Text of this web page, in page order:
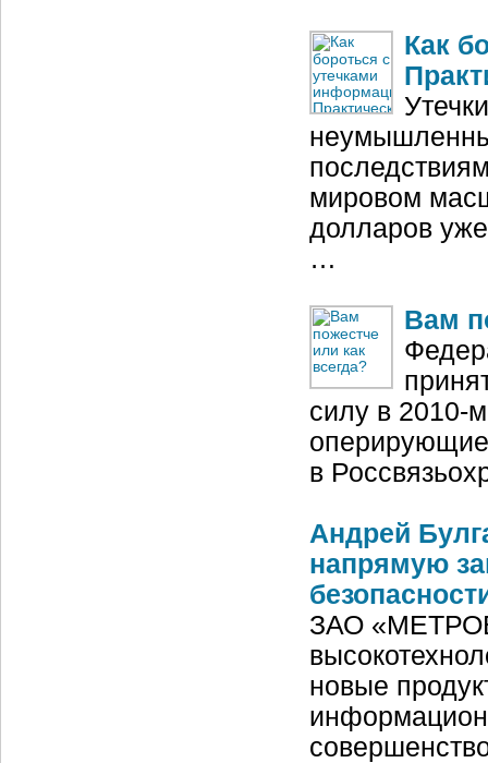
Как
мировом
долларов
…
Вам
силу в 2010-
в
Андрей
напрямую
ЗАО
новые